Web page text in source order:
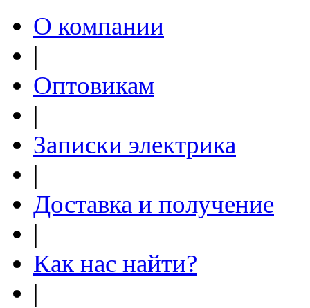
О компании
|
Оптовикам
|
Записки электрика
|
Доставка и получение
|
Как нас найти?
|